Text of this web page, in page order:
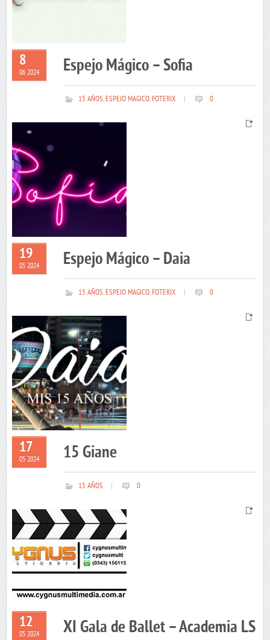
8
06 2024 Espejo Mágico – Sofia
15 AÑOS,ESPEJO MAGICO,FOTERIX 0
19
05 2024 Espejo Mágico – Daia
15 AÑOS,ESPEJO MAGICO,FOTERIX 0
17
05 2024 15 Giane
15 AÑOS 0
12
05 2024 XI Gala de Ballet – Academia LS